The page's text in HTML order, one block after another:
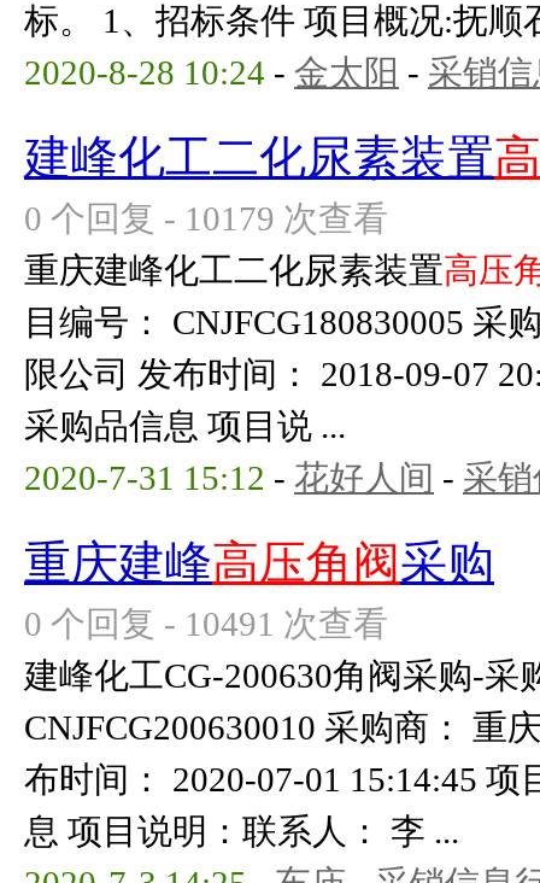
标。 1、招标条件 项目概况:抚顺
2020-8-28 10:24 - 金太阳 - 采销
建峰化工二化尿素装置
0 个回复 - 10179 次查看
重庆建峰化工二化尿素装置高压
目编号： CNJFCG180830005 采
限公司 发布时间： 2018-09-07
采购品信息 项目说 ...
2020-7-31 15:12 - 花好人间 - 采
重庆建峰高压角阀采购
0 个回复 - 10491 次查看
建峰化工CG-200630角阀采购-采
CNJFCG200630010 采购商： 重
布时间： 2020-07-01 15:14:45
息 项目说明：联系人： 李 ...